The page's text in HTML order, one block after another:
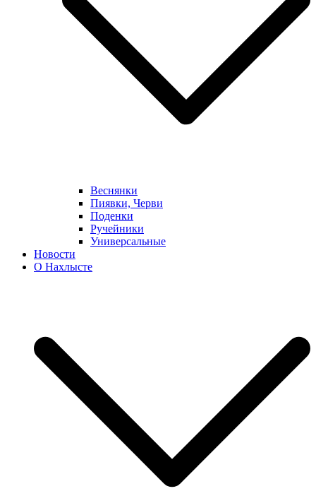
Веснянки
Пиявки, Черви
Поденки
Ручейники
Универсальные
Новости
О Нахлысте